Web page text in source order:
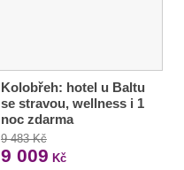
Kolobřeh: hotel u Baltu
se stravou, wellness i 1
noc zdarma
9 483 Kč
9 009 Kč